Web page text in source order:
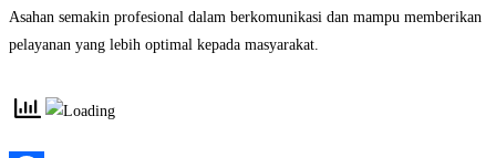
Asahan semakin profesional dalam berkomunikasi dan mampu memberikan
pelayanan yang lebih optimal kepada masyarakat.